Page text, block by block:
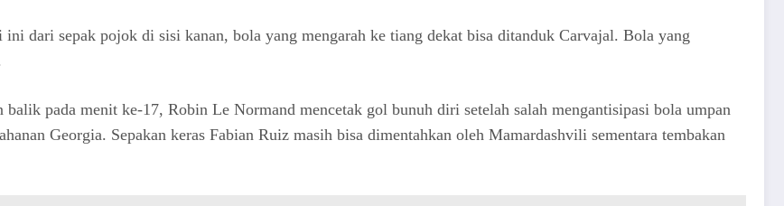
dari sepak pojok di sisi kanan, bola yang mengarah ke tiang dekat bisa ditanduk Carvajal. Bola yang
pada menit ke-17, Robin Le Normand mencetak gol bunuh diri setelah salah mengantisipasi bola umpan
Georgia. Sepakan keras Fabian Ruiz masih bisa dimentahkan oleh Mamardashvili sementara tembakan